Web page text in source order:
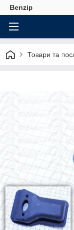
Benzip
Товари та